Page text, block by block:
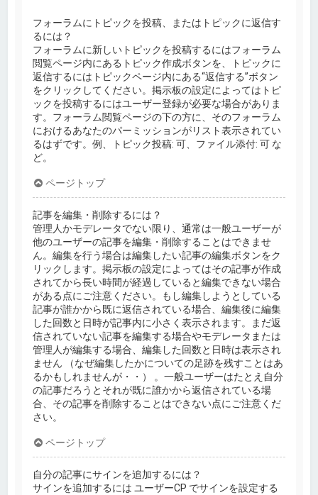
フォーラムにトピックを投稿、またはトピックに返信す
るには？
フォーラムに新しいトピックを投稿するにはフォーラム
閲覧ページ内にあるトピック作成ボタンを、トピックに
返信するにはトピックページ内にある“返信する”ボタン
をクリックしてください。掲示板の設定によってはトピ
ックを投稿するにはユーザー登録が必要な場合がありま
す。フォーラム閲覧ページの下の方に、そのフォーラム
におけるあなたのパーミッションがリスト表示されてい
るはずです。例、トピック投稿: 可、ファイル添付: 可 な
ど。
ページトップ
記事を編集・削除するには？
管理人かモデレータでない限り、通常は一般ユーザーが
他のユーザーの記事を編集・削除することはできませ
ん。編集を行う場合は編集したい記事の編集ボタンをク
リックします。掲示板の設定によってはその記事が作成
されてから長い時間が経過していると編集できない場合
がある点にご注意ください。もし編集しようとしている
記事が誰かから既に返信されている場合、編集後に編集
した回数と日時が記事内に小さく表示されます。まだ返
信されていない記事を編集する場合やモデレータまたは
管理人が編集する場合、編集した回数と日時は表示され
ません （なぜ編集したかについての足跡を残すことはあ
るかもしれませんが・・） 。一般ユーザーはたとえ自分
の記事だろうとそれが既に誰かから返信されている場
合、その記事を削除することはできない点にご注意くだ
さい。
ページトップ
自分の記事にサインを追加するには？
サインを追加するには ユーザーCP でサインを設定する